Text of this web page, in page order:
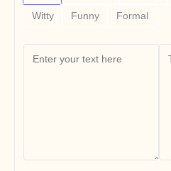
Witty
Funny Formal
Announcement
Partner Program
变更管理
销售赋能